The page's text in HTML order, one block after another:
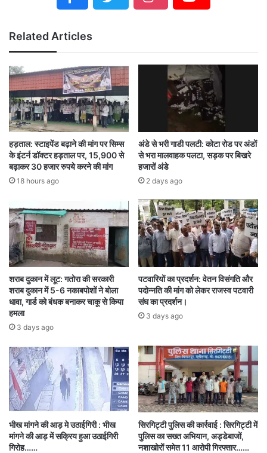
छत्तीसगढ़ रायपुर
Related Articles
हड़ताल: स्टाइपेंड बढ़ाने की मांग पर सिम्स
के इंटर्न डॉक्टर हड़ताल पर, 15,900 से
बढ़ाकर 30 हजार रुपये करने की मांग
18 hours ago
अंडे से भरी गाडी पलटी: कोटा रोड पर अंडों
से भरा मालवाहक पलटा, सड़क पर बिखरे
हजारों अंडे
2 days ago
शराब दुकान में लूट: गतोरा की सरकारी
शराब दुकान में 5-6 नकाबपोशों ने बोला
धावा, गार्ड को बंधक बनाकर चाकू से किया
हमला
3 days ago
पटवारियों का प्रदर्शन: वेतन विसंगति और
पदोन्नति की मांग को लेकर राजस्व पटवारी
संघ का प्रदर्शन।
3 days ago
भीख मांगने की आड़ मे उठाईगिरी : भीख
मांगने की आड़ में सक्रिय हुआ उठाईगिरी
गिरोह……
सिरगिट्टी पुलिस की कार्रवाई : सिरगिट्टी में
पुलिस का सख्त अभियान, अड्डेबाजों,
नशाखोरों समेत 11 आरोपी गिरफ्तार……